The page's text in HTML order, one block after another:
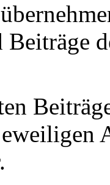
Beiträge